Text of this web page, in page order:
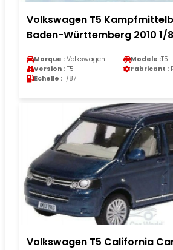
Volkswagen T5
Baden-Württemberg 2010 1/
Marque : Volkswagen Modele :T5
Version : T5 Fabricant :
Echelle : 1/87
Volkswagen T5 California